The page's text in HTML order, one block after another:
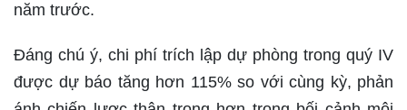
năm trước.
Đáng chú ý, chi phí trích lập dự phòng trong quý IV
được dự báo tăng hơn 115% so với cùng kỳ, phản